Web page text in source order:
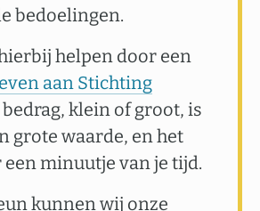
bedoelingen.
helpen door een
aan Stichting
bedrag, klein of groot, is
grote waarde, en het
een minuutje van je tijd.
kunnen wij onze